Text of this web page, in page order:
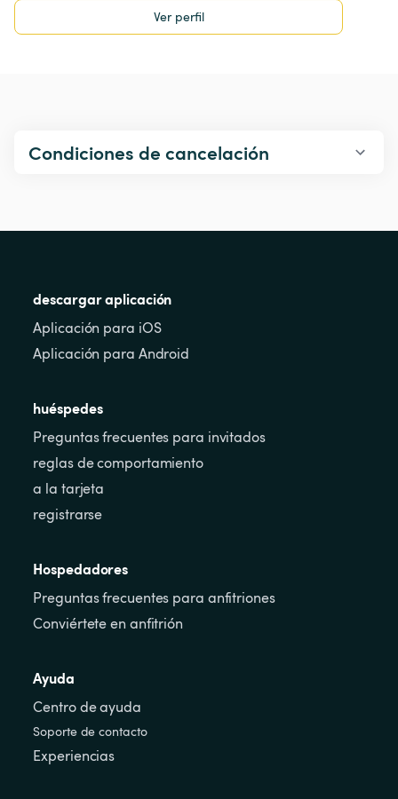
Ver perfil
Condiciones de cancelación
descargar aplicación
Aplicación para iOS
Aplicación para Android
huéspedes
Preguntas frecuentes para invitados
reglas de comportamiento
a la tarjeta
registrarse
Hospedadores
Preguntas frecuentes para anfitriones
Conviértete en anfitrión
Ayuda
Centro de ayuda
Soporte de contacto
Experiencias